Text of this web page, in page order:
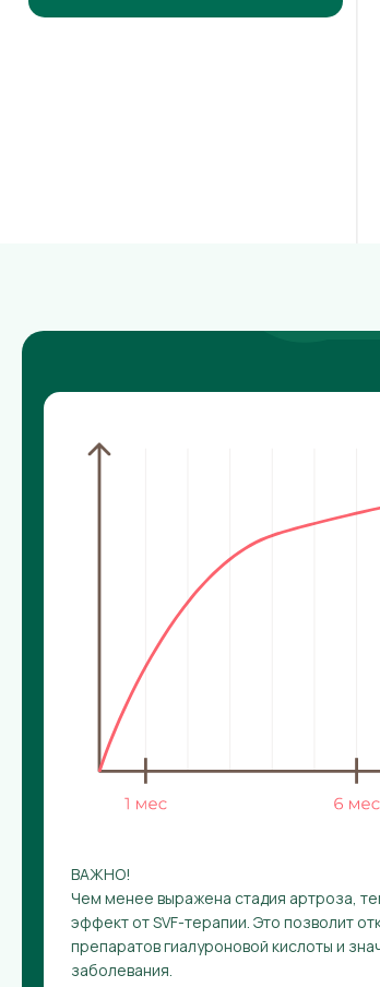
ВАЖНО!
Чем менее выражена стадия артроза,
эффект от SVF-терапии. Это позволит
препаратов гиалуроновой кислоты и
заболевания.